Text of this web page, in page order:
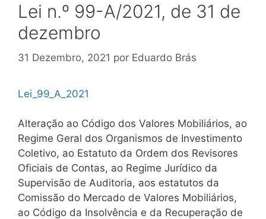
Lei n.º 99-A/2021, de 31 de
dezembro
31 Dezembro, 2021 por Eduardo Brás
Lei_99_A_2021
Alteração ao Código dos Valores Mobiliários, ao
Regime Geral dos Organismos de Investimento
Coletivo, ao Estatuto da Ordem dos Revisores
Oficiais de Contas, ao Regime Jurídico da
Supervisão de Auditoria, aos estatutos da
Comissão do Mercado de Valores Mobiliários,
ao Código da Insolvência e da Recuperação de